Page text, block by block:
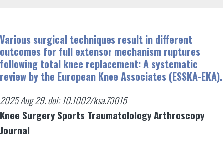
Various surgical techniques result in different
outcomes for full extensor mechanism ruptures
following total knee replacement: A systematic
review by the European Knee Associates (ESSKA-EKA).
2025 Aug 29. doi: 10.1002/ksa.70015
Knee Surgery Sports Traumatolology Arthroscopy
Journal